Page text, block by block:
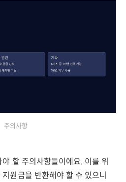
주의사항
할 주의사항들이에요. 이를 위
원금을 반환해야 할 수 있으니